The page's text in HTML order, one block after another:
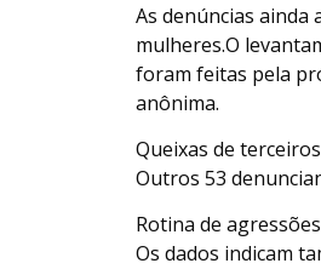
As denúncias ainda
mulheres.O
foram feitas pela
anônima.
Queixas de
Outros 53
Rotina de agressões
Os dados indicam